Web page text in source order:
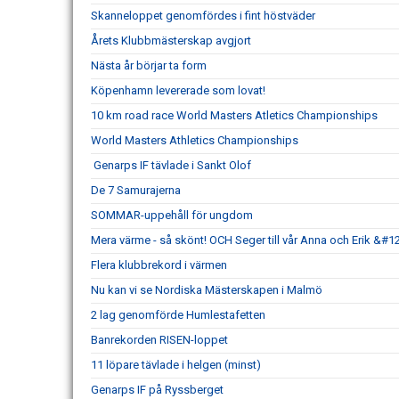
Skanneloppet genomfördes i fint höstväder
Årets Klubbmästerskap avgjort
Nästa år börjar ta form
Köpenhamn levererade som lovat!
10 km road race World Masters Atletics Championships
World Masters Athletics Championships
Genarps IF tävlade i Sankt Olof
De 7 Samurajerna
SOMMAR-uppehåll för ungdom
Mera värme - så skönt! OCH Seger till vår Anna och Erik
Flera klubbrekord i värmen
Nu kan vi se Nordiska Mästerskapen i Malmö
2 lag genomförde Humlestafetten
Banrekorden RISEN-loppet
11 löpare tävlade i helgen (minst)
Genarps IF på Ryssberget